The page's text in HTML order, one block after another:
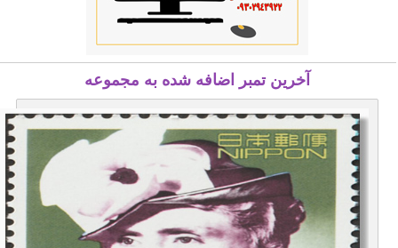
آخرین تمبر اضافه شده به مجموعه